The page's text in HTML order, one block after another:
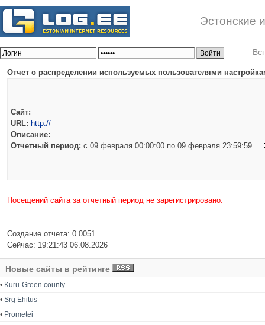
Эстонские
Отчет о распределении используемых пользователями
Сайт:
URL: http://
Описание:
Отчетный период: c 09 февраля 00:00:00 по 09 февраля 23:59:59
Посещений сайта за отчетный период не зарегистрировано.
Создание отчета: 0.0051.
Сейчас: 19:21:43 06.08.2026
Новые сайты в рейтинге
• Kuru-Green county
• Srg Ehitus
• Prometei